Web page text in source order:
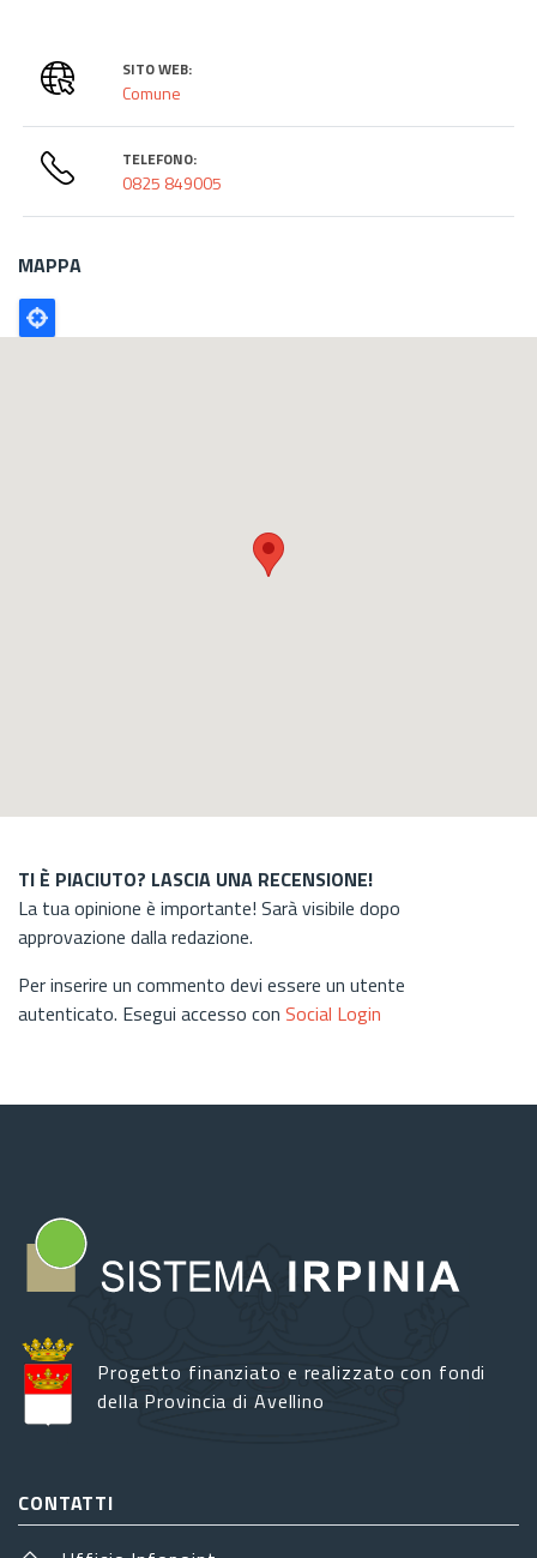
SITO WEB:
Comune
TELEFONO:
0825 849005
MAPPA
Poligono
GEO
TI È PIACIUTO? LASCIA UNA RECENSIONE!
La tua opinione è importante! Sarà visibile dopo
approvazione dalla redazione.
Per inserire un commento devi essere un utente
autenticato. Esegui accesso con Social Login
Progetto finanziato e realizzato con fondi
della Provincia di Avellino
CONTATTI